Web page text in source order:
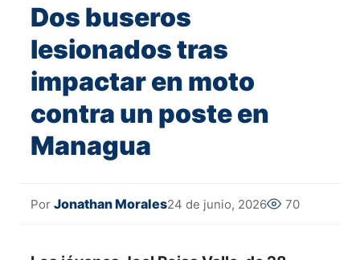
Dos buseros
lesionados tras
impactar en moto
contra un poste en
Managua
Por Jonathan Morales24 de junio, 2026 70